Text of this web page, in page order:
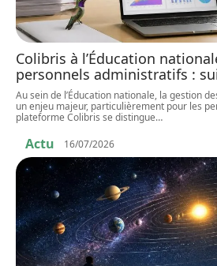
Colibris à l’Éducation
personnels administratifs :
Au sein de l’Éducation nationale, la gestion
un enjeu majeur, particulièrement pour les
plateforme Colibris se distingue…
Actu 16/07/2026